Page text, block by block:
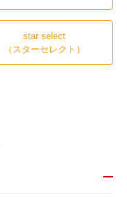
star select
（スターセレクト）